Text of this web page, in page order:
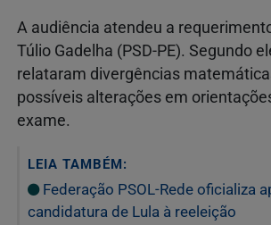
A audiência atendeu a
Túlio Gadelha (PSD-PE). Segundo
relataram divergências
possíveis alterações em
exame.
LEIA TAMBÉM:
Federação PSOL-Rede oficializa
candidatura de Lula à reeleição